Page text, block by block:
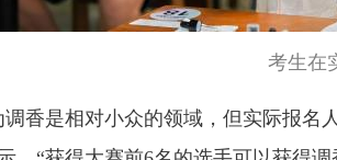
考生在
调香是相对小众的领域，但实际报名